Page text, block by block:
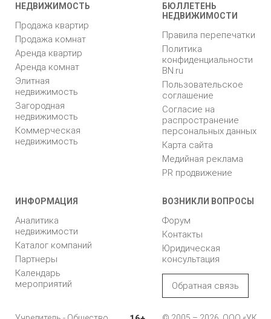
НЕДВИЖИМОСТЬ
Продажа квартир
Продажа комнат
Аренда квартир
Аренда комнат
Элитная
недвижимость
Загородная
недвижимость
Коммерческая
недвижимость
БЮЛЛЕТЕНЬ
НЕДВИЖИМОСТИ
Правила перепечатки
Политика
конфиденциальности
BN.ru
Пользовательское
соглашение
Согласие на
распространение
персональных данных
Карта сайта
Медийная реклама
PR продвижение
ИНФОРМАЦИЯ
Аналитика
недвижимости
Каталог компаний
Партнеры
Календарь
мероприятий
ВОЗНИКЛИ ВОПРОСЫ
Форум
Контакты
Юридическая
консультация
Обратная связь